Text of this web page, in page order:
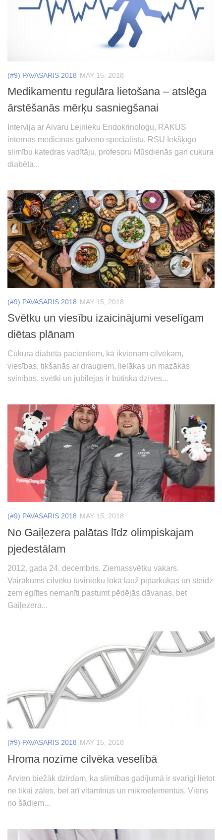
(#9) PAVASARIS 2018 MAY 15, 2018
Medikamentu regulāra lietošana – atslēga
ārstēšanās mērķu sasniegšanai
Intervija ar Aivaru Lejnieku Endokrinologu, RAKUS
internās medicīnas galveno speciālistu, RSU Iekšķīgo
slimību katedras vadītāju, profesoru Mūsdienās gan cukura
diabēta...
(#9) PAVASARIS 2018 MAY 15, 2018
Svētku un viesību izaicinājumi veselīgam
diētas plānam
Cukura diabēta pacientiem, kā ikvienam cilvēkam,
viesības, tikšanās ar draugiem, lielākas un mazākas
svinības, svētki un jubilejas ir būtiska dzīves...
(#9) PAVASARIS 2018 MAY 15, 2018
No Gaiļezera palātas līdz olimpiskajam
pjedestālam
2012. gada 24. decembris. Ziemassvētku vakars.
Vairākums cilvēku tuvinieku lokā lauž piparkūkas un steidz
zem eglītes nemanīti pastumt pēdējās dāvanas, bet
Gaiļezera...
(#9) PAVASARIS 2018 MAY 15, 2018
Hroma nozīme cilvēka veselībā
Arvien biežāk dzirdam, ka slimības gadījumā ir svarīgi lietot
ne tikai zāles, bet arī vitamīnus un mikroelementus. Viens
no šādiem...